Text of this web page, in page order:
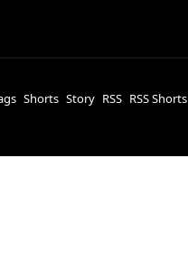
Shorts Story RSS RSS Shorts